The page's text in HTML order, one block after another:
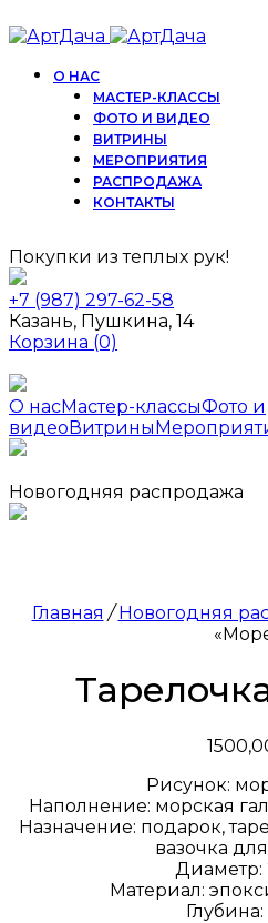
О НАС
МАСТЕР-КЛАССЫ
ФОТО И ВИДЕО
ВИТРИНЫ
МЕРОПРИЯТИЯ
РАСПРОДАЖА
КОНТАКТЫ
Покупки из теплых рук!
+7 (987) 297-62-58
Казань, Пушкина, 14
Корзина (0)
О насМастер-классыФото и
видеоВитрины
Новогодняя распродажа
Главная / Новогодняя
Рисунок:
Наполнение: морская
Назначение: подарок,
вазочка
Диаметр:
Материал: